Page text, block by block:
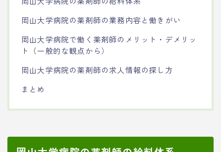
岡山大学病院の薬剤師の業務内容と働きがい
岡山大学病院で働く薬剤師のメリット・デメリッ
ト（一般的な観点から）
岡山大学病院の薬剤師の求人情報の探し方
まとめ